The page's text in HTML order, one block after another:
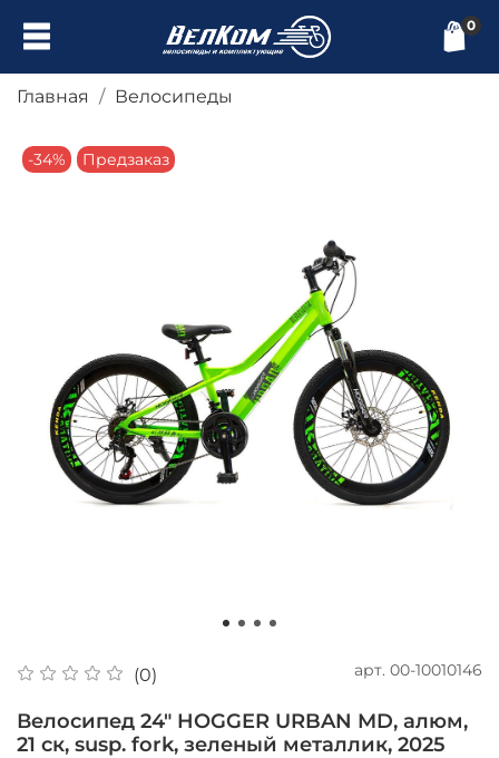
0
Главная Велосипеды
-34% Предзаказ
(0) арт. 00-10010146
Велосипед 24" HOGGER URBAN MD, алюм,
21 ск, susp. fork, зеленый металлик, 2025